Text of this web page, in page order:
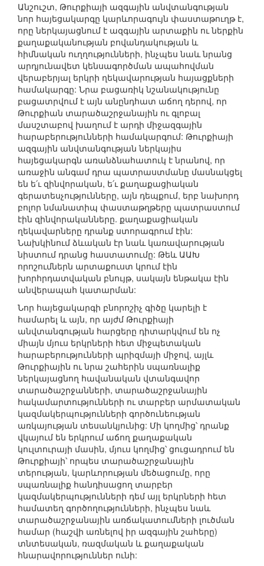
Անշուշտ, Թուրքիայի ազգային անվտանգության
նոր հայեցակարգը կարևորագույն փաստաթուղթ է,
որը ներկայացնում է ազգային արտաքին ու ներքին
քաղաքականության բովանդակության և
հիմնական ուղղությունների, ինչպես նաև նրանց
արդյունավետ կենսագործման ապահովման
վերաբերյալ երկրի ղեկավարության հայացքների
համակարգը: Նրա բացառիկ նշանակությունը
բացատրվում է այն անընդհատ աճող դերով, որ
Թուրքիան տարածաշրջանային ու գլոբալ
մասշտաբով խաղում է արդի միջազգային
հարաբերությունների համակարգում: Թուրքիայի
ազգային անվտանգության ներկայիս
հայեցակարգն առանձնահատուկ է նրանով, որ
առաջին անգամ դրա պատրաստմանը մասնակցել
են ե՛ւ զինվորական, ե՛ւ քաղաքացիական
գերատեսչությունները, այն դեպքում, երբ նախորդ
բոլոր նմանատիպ փաստաթղթերը պատրաստում
էին զինվորականները. քաղաքացիական
ղեկավարները դրանք ստորագրում էին:
Նախկինում ձևական էր նաև կառավարության
նիստում դրանց հաստատումը: Թեև ԱԱԽ
որոշումներն արտաքուստ կրում էին
խորհրդատվական բնույթ, սակայն ենթակա էին
անվերապահ կատարման:
Նոր հայեցակարգի բնորոշիչ գիծը կարելի է
համարել և այն, որ այժմ Թուրքիայի
անվտանգության հարցերը դիտարկվում են ոչ
միայն մյուս երկրների հետ միջպետական
հարաբերությունների պրիզմայի միջով, այլև
Թուրքիային ու նրա շահերին սպառնալիք
ներկայացնող հավանական վտանգավոր
տարածաշրջանների, տարածաշրջանային
հակամարտությունների ու տարբեր արմատական
կազմակերպությունների գործունեության
առկայության տեսանկյունից: Մի կողմից՝ դրանք
վկայում են երկրում աճող քաղաքական
կուլտուրայի մասին, մյուս կողմից՝ ցուցադրում են
Թուրքիայի՝ որպես տարածաշրջանային
տերության, կարևորության մեծացումը, որը
սպառնալիք հանդիսացող տարբեր
կազմակերպությունների դեմ այլ երկրների հետ
համատեղ գործողությունների, ինչպես նաև
տարածաշրջանային առճակատումների լուծման
համար (հաշվի առնելով իր ազգային շահերը)
տնտեսական, ռազմական և քաղաքական
հնարավորություններ ունի: